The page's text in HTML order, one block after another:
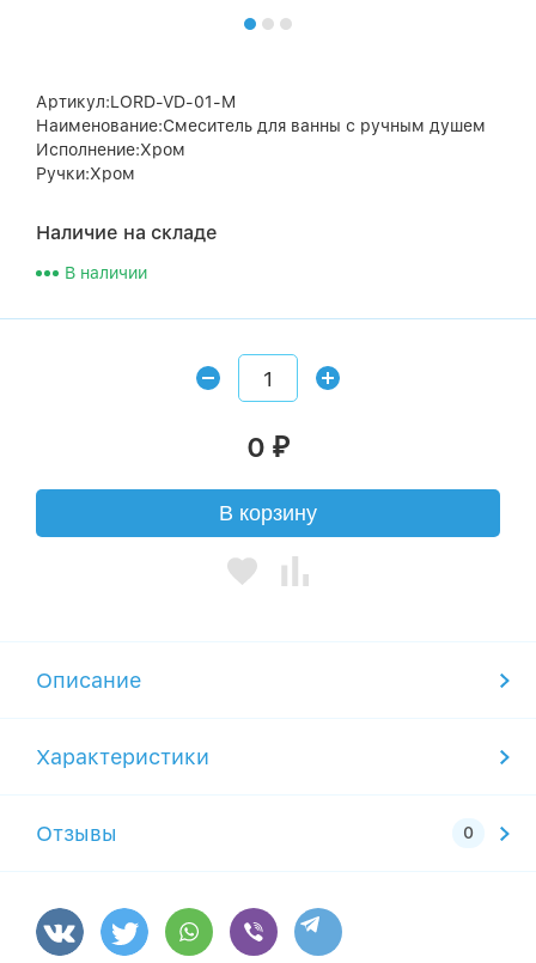
Артикул:LORD-VD-01-M
Наименование:Смеситель для ванны с ручным душем
Исполнение:Хром
Ручки:Хром
Наличие на складе
В наличии
0 ₽
В корзину
Описание
Характеристики
Отзывы